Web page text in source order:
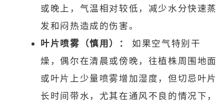
或晚上，气温相对较低，减少水分快速蒸
发和闷热造成的伤害。
叶片喷雾（慎用）：
如果空气特别干
燥，偶尔在清晨或傍晚，往植株周围地面
或叶片上少量喷雾增加湿度，但切忌叶片
长时间带水，尤其在通风不良的情况下，